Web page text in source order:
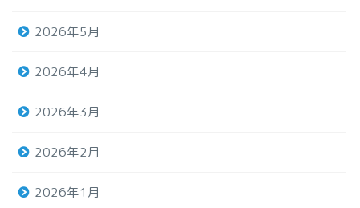
2026年5月
2026年4月
2026年3月
2026年2月
2026年1月